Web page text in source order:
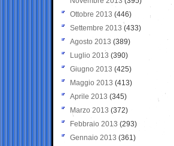
Ottobre 2013 (446)
Settembre 2013 (433)
Agosto 2013 (389)
Luglio 2013 (390)
Giugno 2013 (425)
Maggio 2013 (413)
Aprile 2013 (345)
Marzo 2013 (372)
Febbraio 2013 (293)
Gennaio 2013 (361)